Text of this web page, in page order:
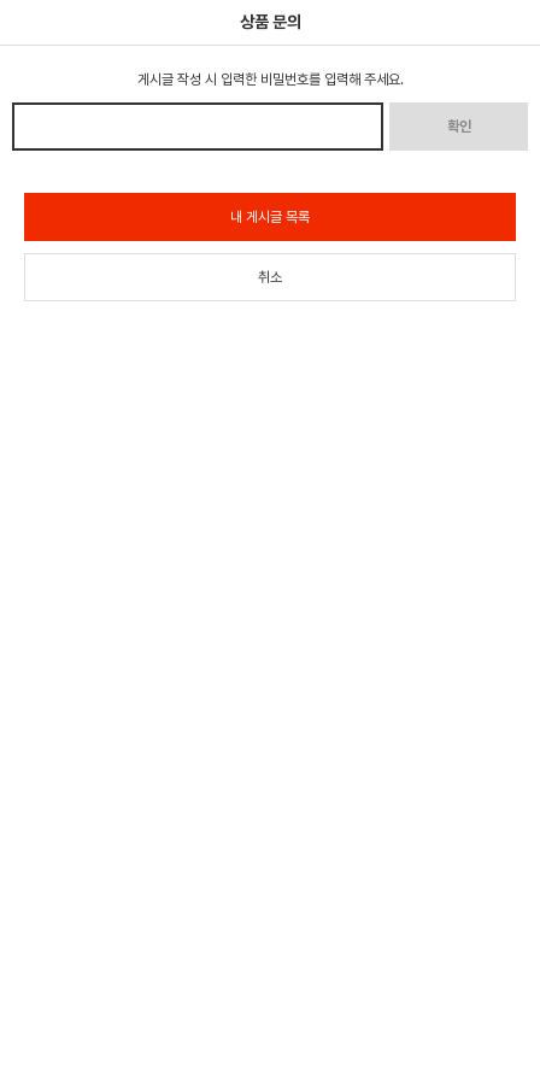
상품 문의
게시글 작성 시 입력한 비밀번호를 입력해 주세요.
확인
내 게시글 목록
취소